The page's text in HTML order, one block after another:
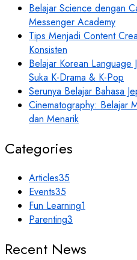
Belajar Science dengan
Messenger Academy
Tips Menjadi Content
Konsisten
Belajar Korean Language
Suka K-Drama & K-Pop
Serunya Belajar Bahasa
Cinematography: Belajar
dan Menarik
Categories
Articles35
Events35
Fun Learning1
Parenting3
Recent News